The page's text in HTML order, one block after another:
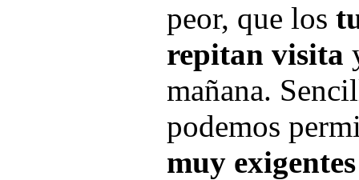
peor, que los
repitan visita
mañana.
podemos
muy exigentes